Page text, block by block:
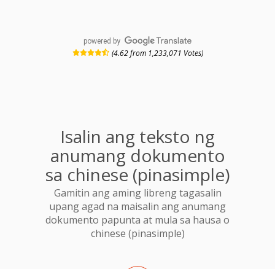
powered by
(4.62 from 1,233,071 Votes)
Isalin ang teksto ng
anumang dokumento
sa chinese (pinasimple)
Gamitin ang aming libreng tagasalin
upang agad na maisalin ang anumang
dokumento papunta at mula sa hausa o
chinese (pinasimple)